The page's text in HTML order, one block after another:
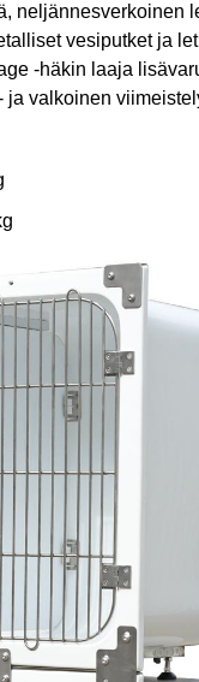
neljännesverkoinen
vesiputket ja
-häkin laaja
ja valkoinen